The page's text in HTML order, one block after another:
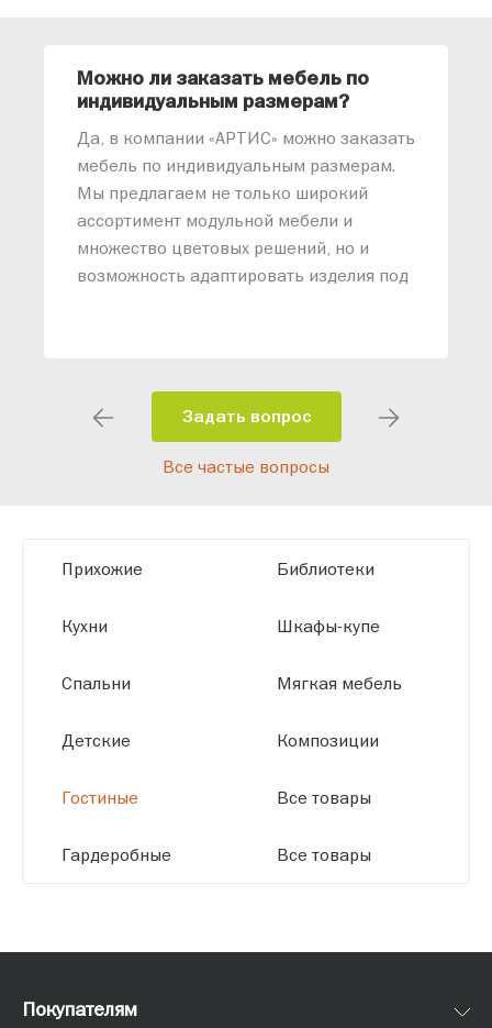
Можно ли заказать мебель по
индивидуальным размерам?
Да, в компании «АРТИС» можно заказать
мебель по индивидуальным размерам.
Мы предлагаем не только широкий
ассортимент модульной мебели и
множество цветовых решений, но и
возможность адаптировать изделия под
помещения и личные пожелания.
Благодаря современному
высокотехнологичному оборудованию
размерам.
Задать вопрос
Все частые вопросы
Прихожие
Кухни
Спальни
Детские
Гостиные
Гардеробные
Библиотеки
Шкафы-купе
Мягкая мебель
Композиции
Все товары
Все товары
Покупателям